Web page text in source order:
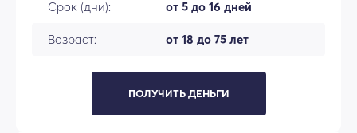
Срок (дни): от 5 до 16 дней
Возраст: от 18 до 75 лет
ПОЛУЧИТЬ ДЕНЬГИ